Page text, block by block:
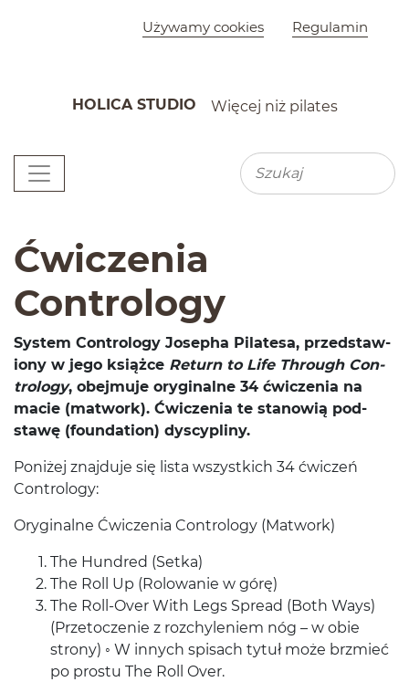
Szybkie menu
Używamy cookies Regulamin
HOLICA STUDIO Więcej niż pilates
Menu główne Wyszukiwarka
Ćwiczenia
Contrology
Sys­tem Con­trol­ogy Josepha Pilatesa, przed­staw­
iony w jego książce Return to Life Through Con­
trol­ogy, obe­j­muje ory­gi­nalne 34 ćwiczenia na
macie (mat­work). Ćwiczenia te stanowią pod­
stawę (foun­da­tion) dyscypliny.
Poniżej zna­j­duje się lista wszys­t­kich 34 ćwiczeń
Contrology:
Ory­gi­nalne Ćwiczenia Con­trol­ogy (Matwork)
The Hun­dred (Setka)
The Roll Up (Rolowanie w górę)
The Roll-​Over With Legs Spread (Both Ways)
(Prze­tocze­nie z rozchyle­niem nóg – w obie
strony) ◦ W innych spisach tytuł może brzmieć
po prostu The Roll Over.